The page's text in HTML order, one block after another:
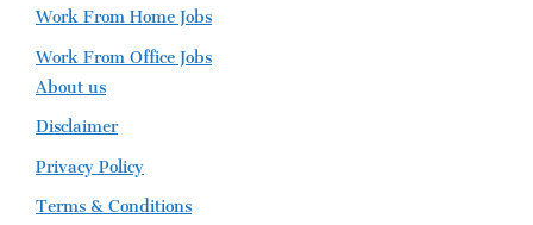
Work From Home Jobs
Work From Office Jobs
About us
Disclaimer
Privacy Policy
Terms & Conditions